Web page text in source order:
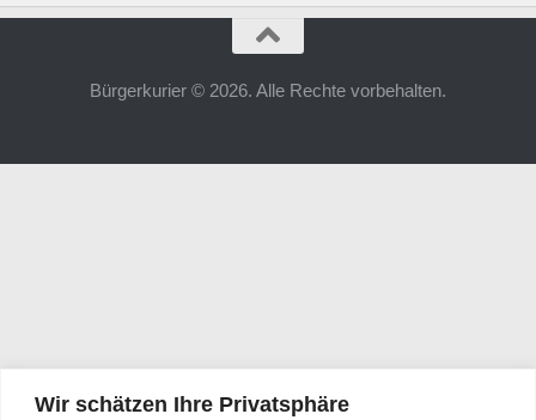
Wir schätzen Ihre Privatsphäre
Bürgerkurier © 2026. Alle Rechte vorbehalten.